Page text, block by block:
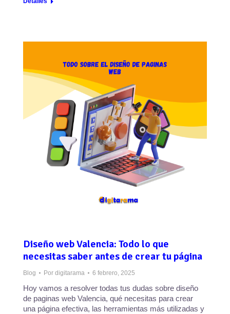
Diseño web Valencia: Todo lo que
necesitas saber antes de crear tu página
Blog Por digitarama 6 febrero, 2025
Hoy vamos a resolver todas tus dudas sobre diseño
de paginas web Valencia, qué necesitas para crear
una página efectiva, las herramientas más utilizadas y